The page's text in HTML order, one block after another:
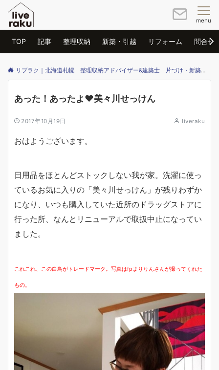
menu
TOP 記事 整理収納 新築・引越 リフォーム 問合せ
リブラク｜北海道札幌 整理収納アドバイザー&建築士 片づけ・新築・リフォームのご相談はリブラクまで
あった！あったよ❤美々川せっけん
2017年10月19日 liveraku
おはようございます。
日用品をほとんどストックしない我が家。洗濯に使っ
ているお気に入りの「美々川せっけん」が残りわずか
になり、いつも購入していた近所のドラッグストアに
行った所、なんとリニューアルで取扱中止になってい
ました。
これこれ、この白鳥がトレードマーク。写真はfpまりりんさんが撮ってくれた
もの。